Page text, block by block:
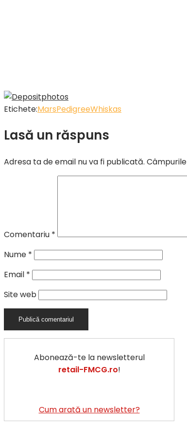
Etichete:MarsPedigreeWhiskas
Lasă un răspuns
Adresa ta de email nu va fi publicată.
Comentariu *
Nume *
Email *
Site web
Abonează-te la newsletterul
retail-FMCG.ro!
Cum arată un newsletter?